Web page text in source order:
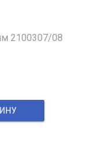
2100307/08